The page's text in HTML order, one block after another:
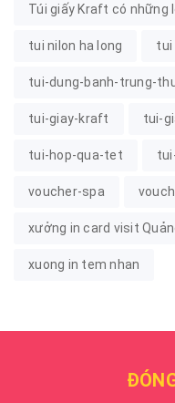
Túi giấy Kraft có những
tui nilon ha long tui
tui-dung-banh-trung-
tui-giay-kraft tui-
tui-hop-qua-tet
voucher-spa
xưởng in card visit
xuong in tem nhan